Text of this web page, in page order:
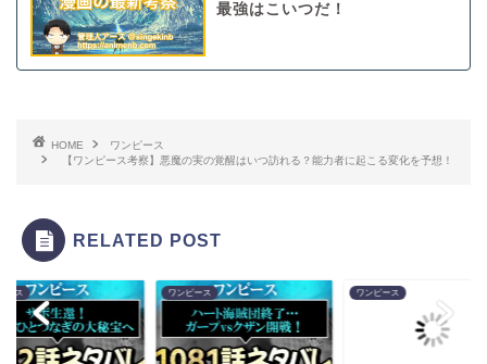
最強はこいつだ！
HOME
ワンピース
【ワンピース考察】悪魔の実の覚醒はいつ訪れる？能力者に起こる変化を予想！
RELATED POST
ース ワンピース ワンピース